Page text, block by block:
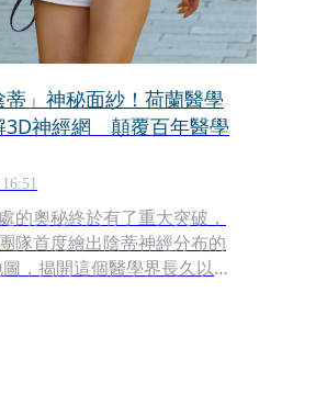
蒂」神秘面紗！荷蘭醫學
3D神經網 顛覆百年醫學
的奧秘終於有了重大突破，
隊首度繪出陰蒂神經分布的
，揭開這個醫學界長久以來